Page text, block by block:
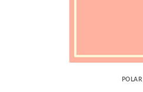
POLAR